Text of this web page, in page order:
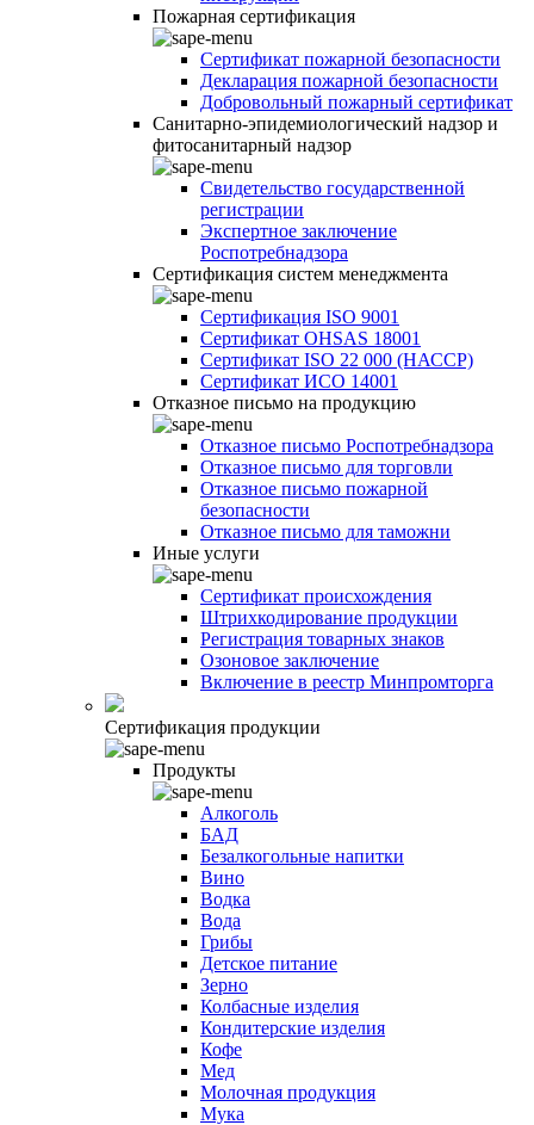
Пожарная сертификация
Сертификат пожарной безопасности
Декларация пожарной безопасности
Добровольный пожарный сертификат
Санитарно-эпидемиологический надзор и
фитосанитарный надзор
Свидетельство государственной
регистрации
Экспертное заключение
Роспотребнадзора
Сертификация систем менеджмента
Сертификация ISO 9001
Сертификат OHSAS 18001
Сертификат ISO 22 000 (НАССР)
Сертификат ИСО 14001
Отказное письмо на продукцию
Отказное письмо Роспотребнадзора
Отказное письмо для торговли
Отказное письмо пожарной
безопасности
Отказное письмо для таможни
Иные услуги
Сертификат происхождения
Штрихкодирование продукции
Регистрация товарных знаков
Озоновое заключение
Включение в реестр Минпромторга
Сертификация продукции
Продукты
Алкоголь
БАД
Безалкогольные напитки
Вино
Водка
Вода
Грибы
Детское питание
Зерно
Колбасные изделия
Кондитерские изделия
Кофе
Мед
Молочная продукция
Мука